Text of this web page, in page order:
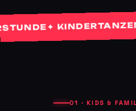
✦ KINDERTANZEN✦
01 · KIDS &